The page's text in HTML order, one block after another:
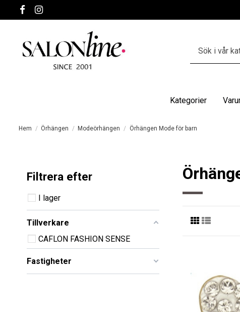
Kategorier
Hem Örhängen Modeörhängen Örhängen Mode för barn
Filtrera efter
I lager
Tillverkare
CAFLON FASHION SENSE
Fastigheter